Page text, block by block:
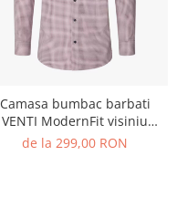
Camasa bumbac barbati
VENTI ModernFit visiniu
cerculete
de la 299,00 RON